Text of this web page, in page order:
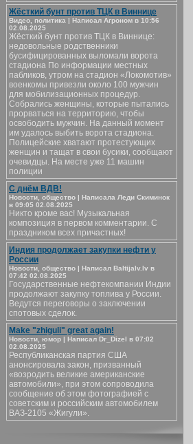
Жёсткий бунт против ТЦК в Виннице
Видео, политика | Написал Агроном в 10:56
02.08.2025
Жёсткий бунт против ТЦК в Виннице:
недовольные родственники
бусифицированных выломали ворота
стадиона По информации местных
пабликов, утром на стадион «Локомотив»
военкомы привезли около 100 мужчин
для мобилизационных процедур.
Собрались женщины, которые пытались
прорваться на территорию, чтобы
освободить мужчин. На данный момент
им удалось выбить ворота стадиона.
Полицейские хватают протестующих
женщин и тащат в свои бусики, сообщают
очевидцы. На месте уже 11 машин
полиции
С днём ВДВ!
Новости, общество | Написала Леди Скиминок
в 09:05 02.08.2025
Никто кроме вас! Музыкальная
композиция в первом комментарии. С
праздником всех причастных!
Индия продолжает закупки нефти у
России
Новости, общество | Написал Baltijalv.lv в
07:42 02.08.2025
Государственные нефтекомпании Индии
продолжают закупку топлива у России.
Ведутся переговоры о заключении
спотовых сделок.
Make "zhiguli" great again!
Новости, юмор | Написал Dr_Dizel в 07:02
02.08.2025
Республиканская партия США
анонсировала закон, призванный
«возродить великие американские
автомобили», при этом сопроводила
сообщение об этом фотографией с
советским и российским автомобилем
ВАЗ-2105 «Жигули».